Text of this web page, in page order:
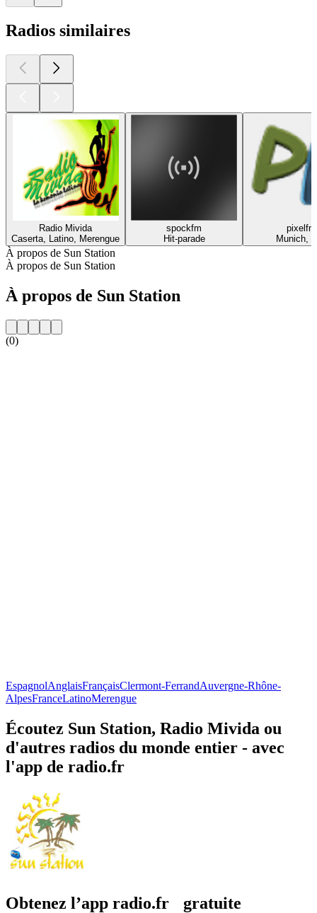
Radios similaires
Radio Mivida
Caserta, Latino, Merengue
spockfm
Hit-parade
pixelfm
Munich,
À propos de Sun Station
À propos de Sun Station
À propos de Sun Station
(0)
EspagnolAnglaisFrançaisClermont-FerrandAuvergne-Rhône-
AlpesFranceLatinoMerengue
Écoutez Sun Station, Radio Mivida ou
d'autres radios du monde entier - avec
l'app de radio.fr
Obtenez l’app radio.fr gratuite